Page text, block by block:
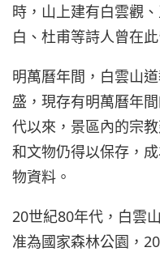
時，山上建有白雲觀
白、杜甫等詩人曾在
明萬曆年間，白雲山
盛，現存有明萬曆年
代以來，景區內的宗
和文物仍得以保存，
物資料。
20世紀80年代，白雲
准為國家森林公園，